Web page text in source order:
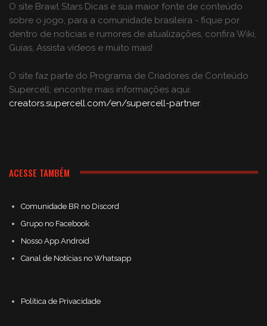
O site Brawl Stars Dicas é sua maior fonte de conteúdo
sobre o jogo, para a comunidade brasileira - fique por
dentro de notícias e rumores de atualizações, confira Wiki,
Guias, Assista vídeos e muito mais!
O site faz parte do Programa de Criadores de Conteúdo
Supercell; encontre mais informações aqui:
creators.supercell.com/en/supercell-partner.
ACESSE TAMBÉM
Comunidade BR no Discord
Grupo no Facebook
Nosso App Android
Canal de Notícias no Whatsapp
Política de Privacidade